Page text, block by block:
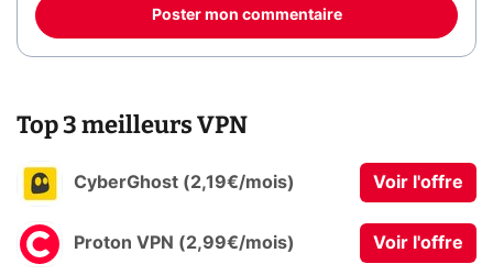
Poster mon commentaire
Top 3 meilleurs VPN
CyberGhost (2,19€/mois) Voir l'offre
Proton VPN (2,99€/mois) Voir l'offre